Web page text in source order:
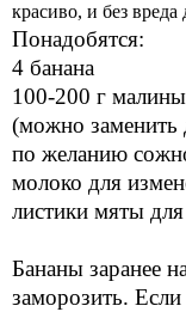
красиво, и без
Понадобятся:
4 банана
100-200 г
(можно заменить
по желанию
молоко для
листики мяты
Бананы заранее
заморозить.